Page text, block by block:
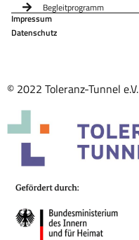
Begleitprogramm
Impressum
Datenschutz
© 2022 Toleranz-Tunnel e.V.